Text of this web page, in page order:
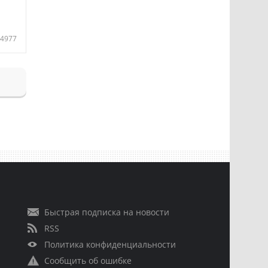
4977
Быстрая подписка на новости
RSS
Политика конфиденциальности
Сообщить об ошибке